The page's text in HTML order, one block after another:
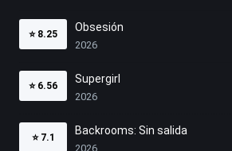
⭐ 8.25
Obsesión
2026
⭐ 6.56
Supergirl
2026
⭐ 7.1
Backrooms: Sin salida
2026